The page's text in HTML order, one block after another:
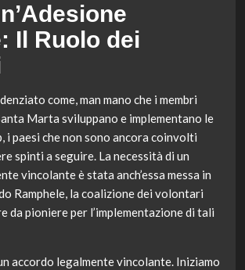
Il Ruolo dei
come, man mano che i membri
Marta sviluppano e implementano le
i paesi che non sono ancora coinvolti
spinti a seguire. La necessità di un
vincolante è stata anch’essa messa in
Ramphele, la coalizione dei volontari
da pioniere per l’implementazione di tali
accordo legalmente vincolante. Iniziamo